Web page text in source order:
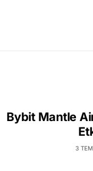
Bybit Mantle
3